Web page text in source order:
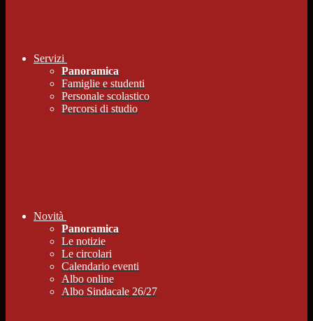
Servizi
Panoramica
Famiglie e studenti
Personale scolastico
Percorsi di studio
Novità
Panoramica
Le notizie
Le circolari
Calendario eventi
Albo online
Albo Sindacale 26/27